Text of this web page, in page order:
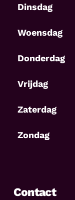
Dinsdag
Woensdag
Donderdag
Vrijdag
Zaterdag
Zondag
Contact